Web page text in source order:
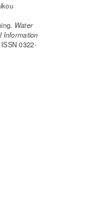
Water
Information
0322-